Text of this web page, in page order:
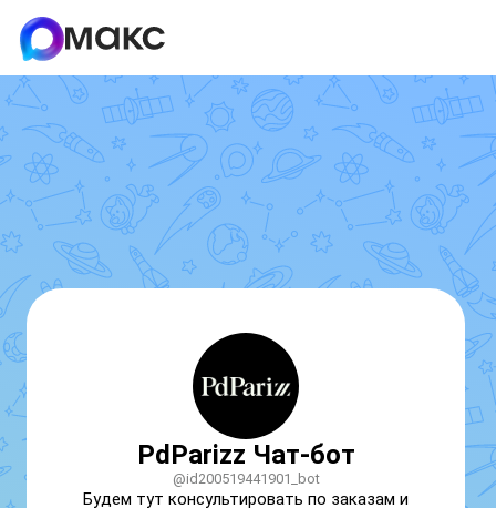
PdParizz Чат-бот
@id200519441901_bot
Будем тут консультировать по заказам и